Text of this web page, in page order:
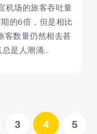
机场的旅客吞吐量
的6倍，但是相比
客数量仍然相去甚
是人潮涌...
3 4 5